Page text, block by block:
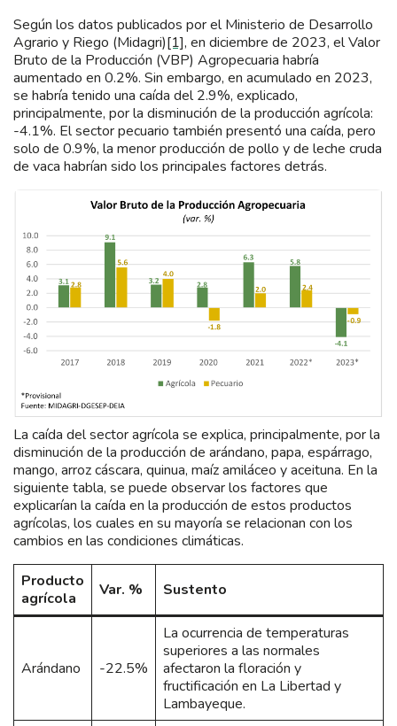
Según los datos publicados por el Ministerio de Desarrollo
Agrario y Riego (Midagri)[1], en diciembre de 2023, el Valor
Bruto de la Producción (VBP) Agropecuaria habría
aumentado en 0.2%. Sin embargo, en acumulado en 2023,
se habría tenido una caída del 2.9%, explicado,
principalmente, por la disminución de la producción agrícola:
-4.1%. El sector pecuario también presentó una caída, pero
solo de 0.9%, la menor producción de pollo y de leche cruda
de vaca habrían sido los principales factores detrás.
La caída del sector agrícola se explica, principalmente, por la
disminución de la producción de arándano, papa, espárrago,
mango, arroz cáscara, quinua, maíz amiláceo y aceituna. En la
siguiente tabla, se puede observar los factores que
explicarían la caída en la producción de estos productos
agrícolas, los cuales en su mayoría se relacionan con los
cambios en las condiciones climáticas.
Producto
agrícola
Var. % Sustento
Arándano -22.5%
La ocurrencia de temperaturas
superiores a las normales
afectaron la floración y
fructificación en La Libertad y
Lambayeque.